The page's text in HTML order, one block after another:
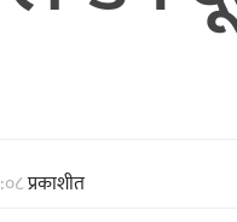
प्रकाशीत